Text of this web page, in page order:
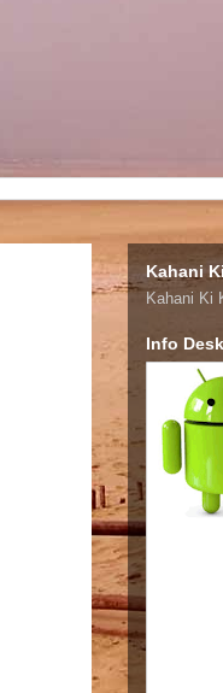
Kahani
Kahani Ki
Info